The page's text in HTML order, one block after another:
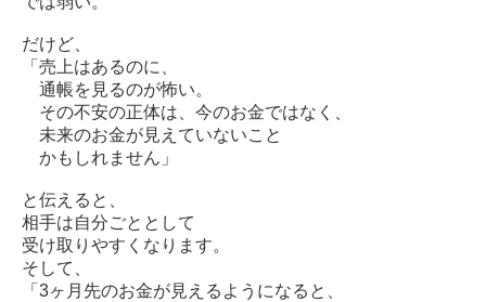
だけど、
「売上はあるのに、
通帳を見るのが怖い。
その不安の正体は、今のお金ではなく、
未来のお金が見えていないこと
かもしれません」
と伝えると、
相手は自分ごととして
受け取りやすくなります。
そして、
「3ヶ月先のお金が見えるようになると、